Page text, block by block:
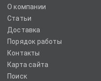
О компании
Статьи
Доставка
Порядок работы
Контакты
Карта сайта
Поиск